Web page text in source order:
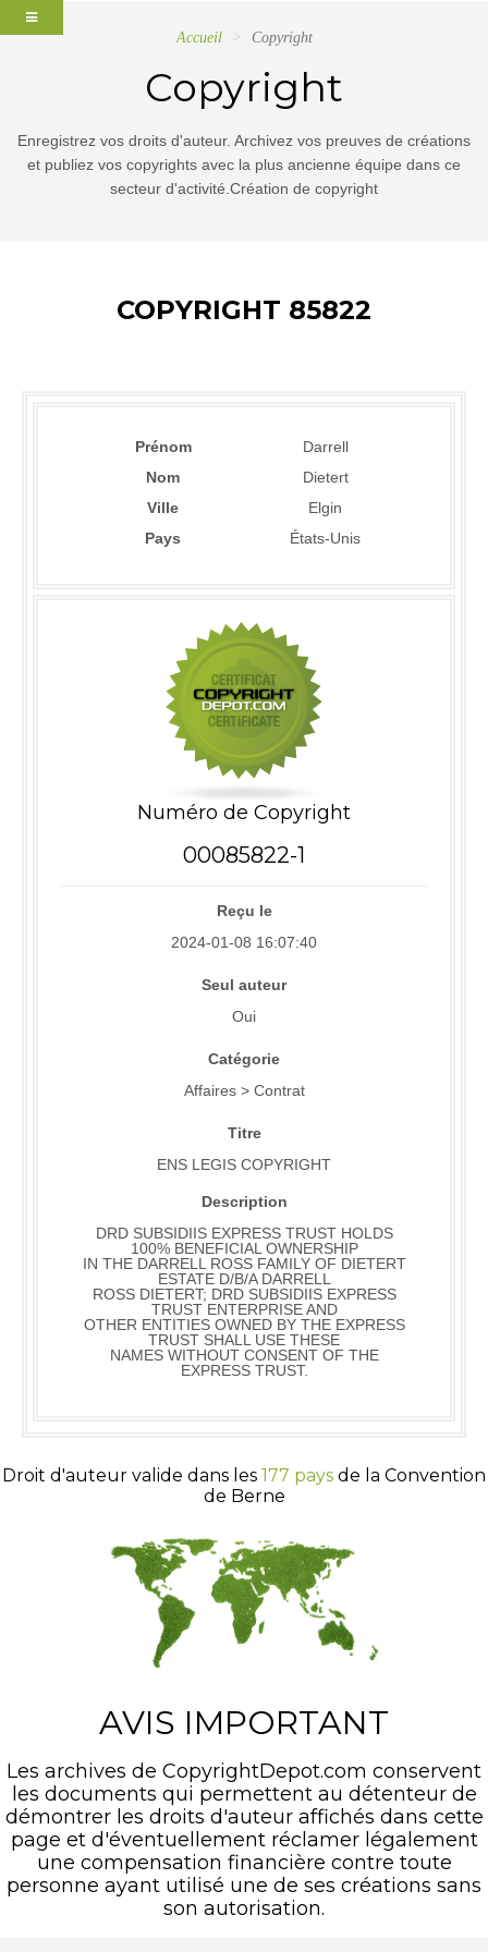
Accueil Copyright
Copyright
Enregistrez vos droits d'auteur. Archivez vos preuves de créations
et publiez vos copyrights avec la plus ancienne équipe dans ce
secteur d'activité.Création de copyright
COPYRIGHT 85822
Prénom
Darrell
Nom
Dietert
Ville
Elgin
Pays
États-Unis
Numéro de Copyright
00085822-1
Reçu le
2024-01-08 16:07:40
Seul auteur
Oui
Catégorie
Affaires > Contrat
Titre
ENS LEGIS COPYRIGHT
Description
DRD SUBSIDIIS EXPRESS TRUST HOLDS
100% BENEFICIAL OWNERSHIP
IN THE DARRELL ROSS FAMILY OF DIETERT
ESTATE D/B/A DARRELL
ROSS DIETERT; DRD SUBSIDIIS EXPRESS
TRUST ENTERPRISE AND
OTHER ENTITIES OWNED BY THE EXPRESS
TRUST SHALL USE THESE
NAMES WITHOUT CONSENT OF THE
EXPRESS TRUST.
Droit d'auteur valide dans les 177 pays de la Convention
de Berne
AVIS IMPORTANT
Les archives de CopyrightDepot.com conservent
les documents qui permettent au détenteur de
démontrer les droits d'auteur affichés dans cette
page et d'éventuellement réclamer légalement
une compensation financière contre toute
personne ayant utilisé une de ses créations sans
son autorisation.